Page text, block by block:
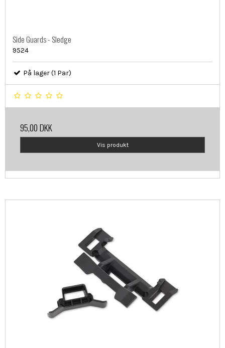
Side Guards - Sledge
9524
På lager (1 Par)
95,00 DKK
Vis produkt